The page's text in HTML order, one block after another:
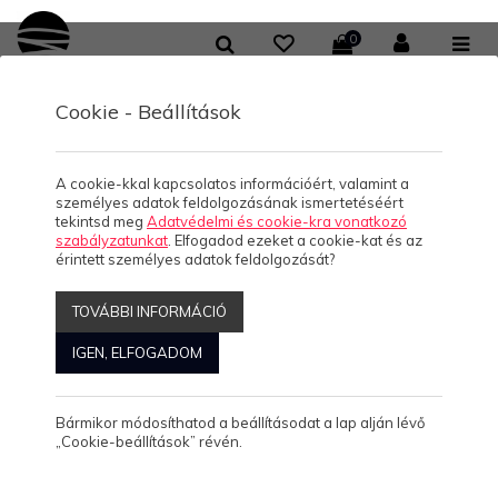
0
Balaton
Szűrők: BALATON
Rendezés: ABC Népszerű Ár
Cookie - Beállítások
A cookie-kkal kapcsolatos információért, valamint a
személyes adatok feldolgozásának ismertetéséért
tekintsd meg Adatvédelmi és cookie-kra vonatkozó
szabályzatunkat . Elfogadod ezeket a cookie-kat és az
érintett személyes adatok feldolgozását?
TOVÁBBI INFORMÁCIÓ
IGEN, ELFOGADOM
Bármikor módosíthatod a beállításodat a lap alján lévő
„Cookie-beállítások” révén.